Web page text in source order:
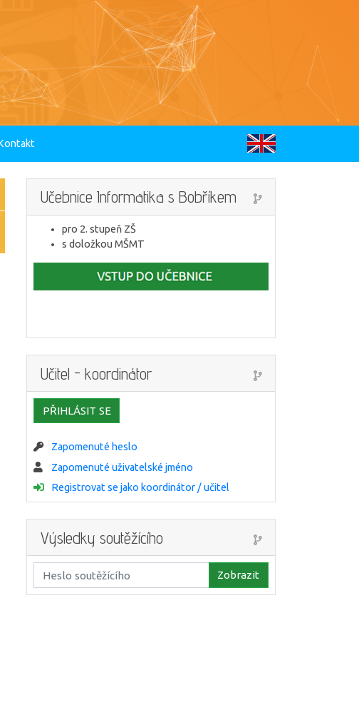
Učebnice Informatika s Bobříkem
pro 2. stupeň ZŠ
s doložkou MŠMT
Učitel - koordinátor
PŘIHLÁSIT SE
Zapomenuté heslo
Zapomenuté uživatelské jméno
Registrovat se jako koordinátor / učitel
Výsledky soutěžícího
Zobrazit